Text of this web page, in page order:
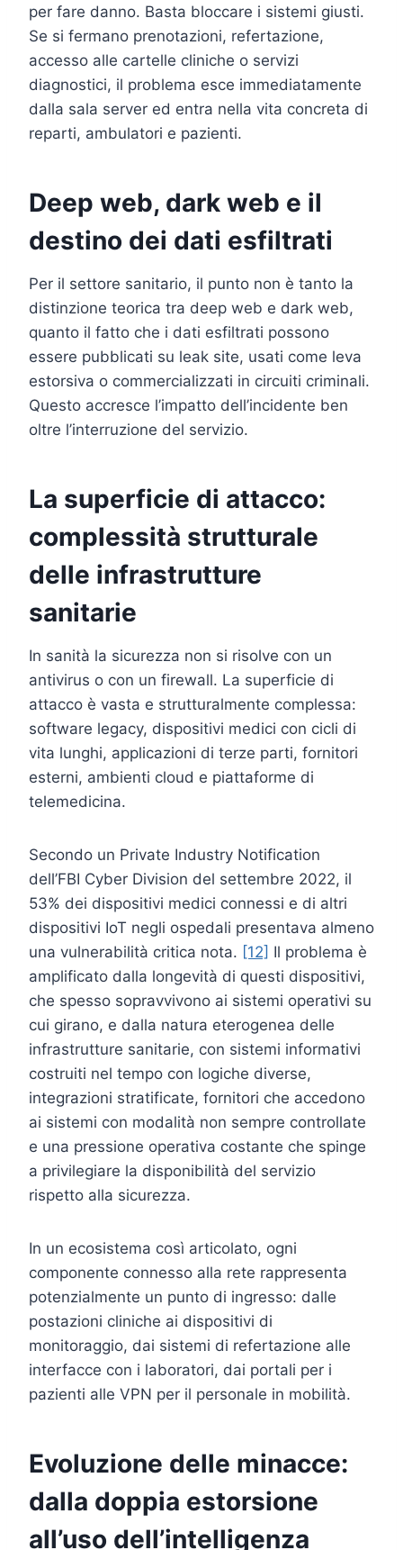
per fare danno. Basta bloccare i sistemi giusti.
Se si fermano prenotazioni, refertazione,
accesso alle cartelle cliniche o servizi
diagnostici, il problema esce immediatamente
dalla sala server ed entra nella vita concreta di
reparti, ambulatori e pazienti.
Deep web, dark web e il
destino dei dati esfiltrati
Per il settore sanitario, il punto non è tanto la
distinzione teorica tra deep web e dark web,
quanto il fatto che i dati esfiltrati possono
essere pubblicati su leak site, usati come leva
estorsiva o commercializzati in circuiti criminali.
Questo accresce l’impatto dell’incidente ben
oltre l’interruzione del servizio.
La superficie di attacco:
complessità strutturale
delle infrastrutture
sanitarie
In sanità la sicurezza non si risolve con un
antivirus o con un firewall. La superficie di
attacco è vasta e strutturalmente complessa:
software legacy, dispositivi medici con cicli di
vita lunghi, applicazioni di terze parti, fornitori
esterni, ambienti cloud e piattaforme di
telemedicina.
Secondo un Private Industry Notification
dell’FBI Cyber Division del settembre 2022, il
53% dei dispositivi medici connessi e di altri
dispositivi IoT negli ospedali presentava almeno
una vulnerabilità critica nota. [12] Il problema è
amplificato dalla longevità di questi dispositivi,
che spesso sopravvivono ai sistemi operativi su
cui girano, e dalla natura eterogenea delle
infrastrutture sanitarie, con sistemi informativi
costruiti nel tempo con logiche diverse,
integrazioni stratificate, fornitori che accedono
ai sistemi con modalità non sempre controllate
e una pressione operativa costante che spinge
a privilegiare la disponibilità del servizio
rispetto alla sicurezza.
In un ecosistema così articolato, ogni
componente connesso alla rete rappresenta
potenzialmente un punto di ingresso: dalle
postazioni cliniche ai dispositivi di
monitoraggio, dai sistemi di refertazione alle
interfacce con i laboratori, dai portali per i
pazienti alle VPN per il personale in mobilità.
Evoluzione delle minacce:
dalla doppia estorsione
all’uso dell’intelligenza